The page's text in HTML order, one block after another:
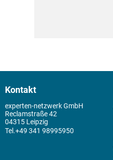
Kontakt
experten-netzwerk GmbH
Reclamstraße 42
04315 Leipzig
+49 341 98995950